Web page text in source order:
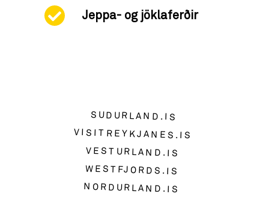
Jeppa- og jöklaferðir
SUDURLAND.IS
VISITREYKJANES.IS
VESTURLAND.IS
WESTFJORDS.IS
NORDURLAND.IS